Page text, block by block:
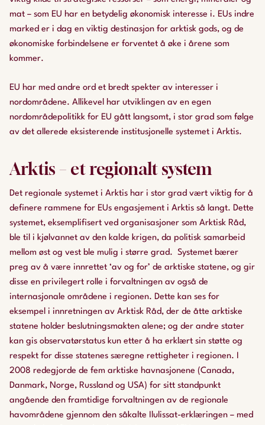
mat – som EU har en betydelig økonomisk interesse i. EUs indre
marked er i dag en viktig destinasjon for arktisk gods, og de
økonomiske forbindelsene er forventet å øke i årene som
kommer.
EU har med andre ord et bredt spekter av interesser i
nordområdene. Allikevel har utviklingen av en egen
nordområdepolitikk for EU gått langsomt, i stor grad som følge
av det allerede eksisterende institusjonelle systemet i Arktis.
Arktis – et regionalt system
Det regionale systemet i Arktis har i stor grad vært viktig for å
definere rammene for EUs engasjement i Arktis så langt. Dette
systemet, eksemplifisert ved organisasjoner som Arktisk Råd,
ble til i kjølvannet av den kalde krigen, da politisk samarbeid
mellom øst og vest ble mulig i større grad. Systemet bærer
preg av å være innrettet ‘av og for’ de arktiske statene, og gir
disse en privilegert rolle i forvaltningen av også de
internasjonale områdene i regionen. Dette kan ses for
eksempel i innretningen av Arktisk Råd, der de åtte arktiske
statene holder beslutningsmakten alene; og der andre stater
kan gis observatørstatus kun etter å ha erklært sin støtte og
respekt for disse statenes særegne rettigheter i regionen. I
2008 redegjorde de fem arktiske havnasjonene (Canada,
Danmark, Norge, Russland og USA) for sitt standpunkt
angående den framtidige forvaltningen av de regionale
havområdene gjennom den såkalte Ilulissat-erklæringen – med